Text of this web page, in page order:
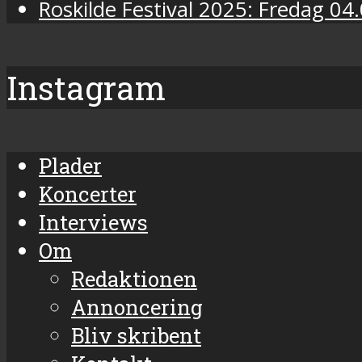
Roskilde Festival 2025: Fredag
Instagram
Final
Days-
programmet
på
Roskilde
Festival
åbnede
Plader
Koncerter
Interviews
Om
Redaktionen
Annoncering
Bliv skribent